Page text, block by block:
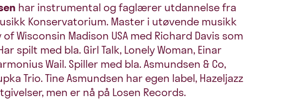
har instrumental og faglærer utdannelse fra
Konservatorium. Master i utøvende musikk
Wisconsin Madison USA med Richard Davis som
spilt med bla. Girl Talk, Lonely Woman, Einar
Wail. Spiller med bla. Asmundsen & Co,
Trio. Tine Asmundsen har egen label, Hazeljazz
men er nå på Losen Records.